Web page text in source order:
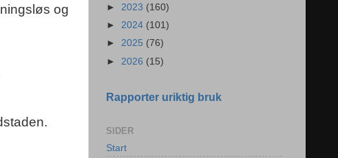
og
► 2023 (160)
► 2024 (101)
► 2025 (76)
► 2026 (15)
Rapporter uriktig bruk
SIDER
Start